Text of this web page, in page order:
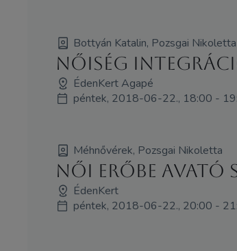
Bottyán Katalin, Pozsgai Nikoletta
Nőiség
ÉdenKert Agapé
péntek, 2018-06-22., 18:00 -
Méhnővérek, Pozsgai Nikoletta
Női Erőbe avató
ÉdenKert
péntek, 2018-06-22., 20:00 -